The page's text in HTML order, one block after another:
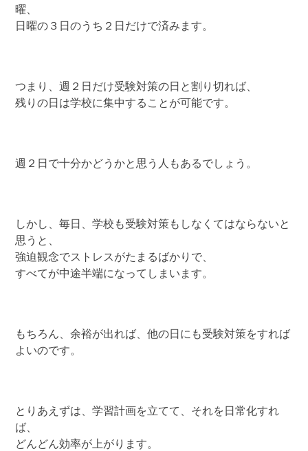
曜、
日曜の３日のうち２日だけで済みます。
つまり、週２日だけ受験対策の日と割り切れば、
残りの日は学校に集中することが可能です。
週２日で十分かどうかと思う人もあるでしょう。
しかし、毎日、学校も受験対策もしなくてはならないと
思うと、
強迫観念でストレスがたまるばかりで、
すべてが中途半端になってしまいます。
もちろん、余裕が出れば、他の日にも受験対策をすれば
よいのです。
とりあえずは、学習計画を立てて、それを日常化すれ
ば、
どんどん効率が上がります。